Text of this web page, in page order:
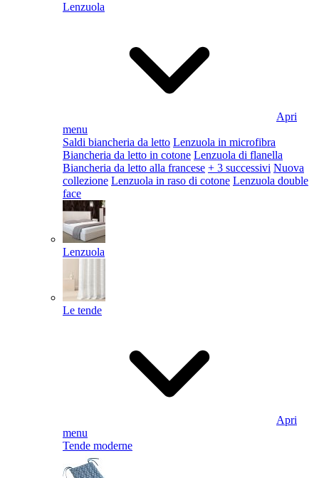
Lenzuola
Apri
menu
Saldi biancheria da letto Lenzuola in microfibra
Biancheria da letto in cotone Lenzuola di flanella
Biancheria da letto alla francese + 3 successivi Nuova
collezione Lenzuola in raso di cotone Lenzuola double
face
Lenzuola
Le tende
Apri
menu
Tende moderne